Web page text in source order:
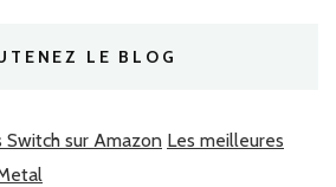
LE BLOG
sur Amazon Les meilleures